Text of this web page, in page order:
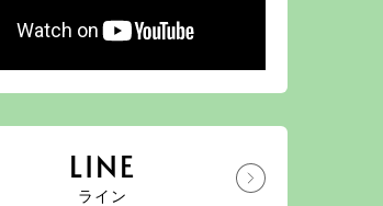
LINE
ライン